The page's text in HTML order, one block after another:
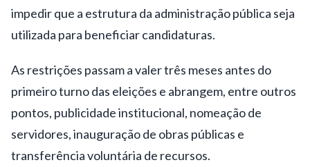
impedir que a estrutura da administração pública seja
utilizada para beneficiar candidaturas.
As restrições passam a valer três meses antes do
primeiro turno das eleições e abrangem, entre outros
pontos, publicidade institucional, nomeação de
servidores, inauguração de obras públicas e
transferência voluntária de recursos.